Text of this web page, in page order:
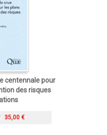
centennale pour
des risques
35,00 €